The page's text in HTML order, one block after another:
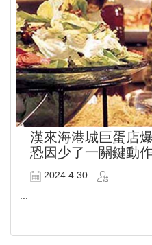
漢來海港城巨蛋店
恐因少了一關鍵動
2024.4.30
...